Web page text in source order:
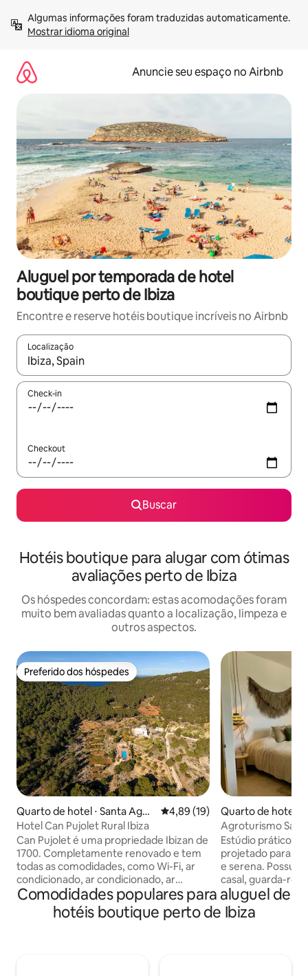
para
Mostrar idioma original
Anuncie seu espaço no Airbnb
Aluguel por temporada de hotel
boutique perto de Ibiza
Encontre e reserve hotéis boutique incríveis no Airbnb
Localização
Quando os resultados estiverem disponíveis, explore-os
Check-in
Checkout
Buscar
Hotéis boutique para alugar com ótimas
avaliações perto de Ibiza
Os hóspedes concordam: estas acomodações foram
muito bem avaliadas quanto a localização, limpeza e
outros aspectos.
Preferido dos hóspedes
Preferido dos hóspedes
Quarto de hotel ⋅ Santa Agnè
s de Corona
4,89 de uma avaliação média
4,89 (19)
Hotel Can Pujolet Rural Ibiza
Can Pujolet é uma propriedade Ibizan de
1700. Completamente renovado e tem
todas as comodidades, como Wi-Fi, ar
condicionado, ar condicionado, ar
condicionado, aquecimento, banheira,
etc. Estamos cercados por penhascos e
florestas de onde você pode ver
Quarto de hotel ⋅
es Riu
Agroturismo Sa
com cama grande
Estúdio prático e
projetado para
e serena. Possui
casal, guarda-
condicionado,
vistas agradáveis
campo, de onde
Comodidades populares para aluguel de
hotéis boutique perto de Ibiza